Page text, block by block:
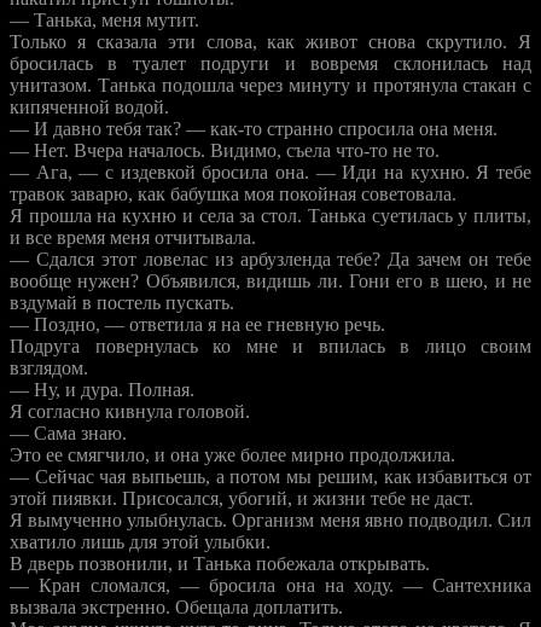
— Танька, меня мутит.
Только я сказала эти слова, как живот снова скрутило. Я
бросилась в туалет подруги и вовремя склонилась над
унитазом. Танька подошла через минуту и протянула стакан с
кипяченной водой.
— И давно тебя так? — как-то странно спросила она меня.
— Нет. Вчера началось. Видимо, съела что-то не то.
— Ага, — с издевкой бросила она. — Иди на кухню. Я тебе
травок заварю, как бабушка моя покойная советовала.
Я прошла на кухню и села за стол. Танька суетилась у плиты,
и все время меня отчитывала.
— Сдался этот ловелас из арбузленда тебе? Да зачем он тебе
вообще нужен? Объявился, видишь ли. Гони его в шею, и не
вздумай в постель пускать.
— Поздно, — ответила я на ее гневную речь.
Подруга повернулась ко мне и впилась в лицо своим
взглядом.
— Ну, и дура. Полная.
Я согласно кивнула головой.
— Сама знаю.
Это ее смягчило, и она уже более мирно продолжила.
— Сейчас чая выпьешь, а потом мы решим, как избавиться от
этой пиявки. Присосался, убогий, и жизни тебе не даст.
Я вымученно улыбнулась. Организм меня явно подводил. Сил
хватило лишь для этой улыбки.
В дверь позвонили, и Танька побежала открывать.
— Кран сломался, — бросила она на ходу. — Сантехника
вызвала экстренно. Обещала доплатить.